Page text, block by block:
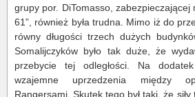
grupy por. DiTomasso, zabezpieczającej
61”, również była trudna. Mimo iż do
równy długości trzech dużych
Somalijczyków było tak duże, że
przebycie tej odległości. Na
wzajemne uprzedzenia między
Rangersami. Skutek tego był taki, że siły